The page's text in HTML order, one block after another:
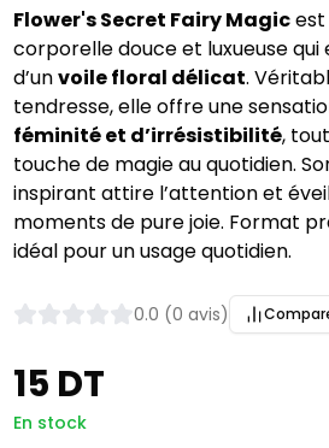
Flower's Secret Fairy Magic
corporelle douce et luxueuse
d’unvoile floral délicat.
tendresse, elle offre une
féminité et d’irrésistibilité,
touche de magie au quotidien.
inspirant attire l’attention et
moments de pure joie. Format
idéal pour un usage quotidien.
0.0 (0 avis)
15 DT
En stock